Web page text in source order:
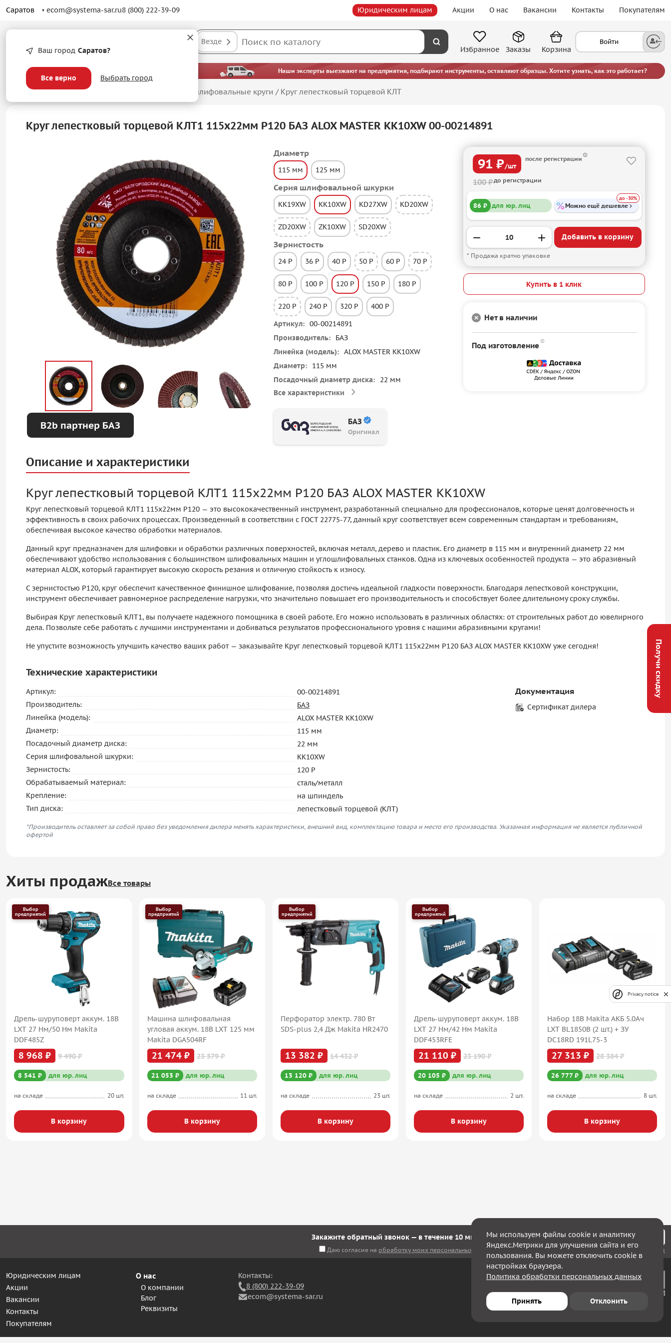
Саратов ecom@systema-sar.ru8 (800) 222-39-09 Юридическим лицам Акции О нас Вакансии Контакты Покупателям
Ваш город Саратов?
Все верно Выбрать город
Везде
Избранное
Войти
Заказы Корзина
— больше, чем просто оптовые цены. Наши эксперты выезжают на предприятия, подбирают инструменты, оставляют образцы. Хотите узнать, как это работает?
Главная /Абразивные материалы Лепестковые шлифовальные круги / Круг лепестковый торцевой КЛТ
Круг лепестковый торцевой КЛТ1 115х22мм P120 БАЗ ALOX MASTER KK10XW 00-00214891
B2b партнер БАЗ
Диаметр
115 мм 125 мм
Серия шлифовальной шкурки
KK19XW KK10XW KD27XW KD20XW
ZD20XW ZK10XW SD20XW
Зернистость
24 P 36 P 40 P 50 P 60 P 70 P
80 P 100 P 120 P 150 P 180 P
220 P 240 P 320 P
400 P
Артикул
00-00214891
Производитель
БАЗ
Линейка (модель)
ALOX MASTER KK10XW
Диаметр
115 мм
Посадочный диаметр диска
22 мм
Все характеристики
БАЗ
Оригинал
91 ₽/шт
после регистрации
100 ₽до регистрации
86 ₽ для юр. лиц Можно ещё дешевле
до -30%
Добавить в корзину
* Продажа кратно упаковке
Купить в 1 клик
Нет в наличии
Под изготовление
Описание и характеристики
Круг лепестковый торцевой КЛТ1 115х22мм P120 БАЗ ALOX MASTER KK10XW
Круг лепестковый торцевой КЛТ1 115х22мм P120 — это высококачественный инструмент, разработанный специально для профессионалов, которые ценят долговечность и
эффективность в своих рабочих процессах. Произведенный в соответствии с ГОСТ 22775-77, данный круг соответствует всем современным стандартам и требованиям,
обеспечивая высокое качество обработки материалов.
Данный круг предназначен для шлифовки и обработки различных поверхностей, включая металл, дерево и пластик. Его диаметр в 115 мм и внутренний диаметр 22 мм
обеспечивают удобство использования с большинством шлифовальных машин и углошлифовальных станков. Одна из ключевых особенностей продукта — это абразивный
материал ALOX, который гарантирует высокую скорость резания и отличную стойкость к износу.
С зернистостью P120, круг обеспечит качественное финишное шлифование, позволяя достичь идеальной гладкости поверхности. Благодаря лепестковой конструкции,
инструмент обеспечивает равномерное распределение нагрузки, что значительно повышает его производительность и способствует более длительному сроку службы.
Выбирая Круг лепестковый КЛТ1, вы получаете надежного помощника в своей работе. Его можно использовать в различных областях: от строительных работ до ювелирного
дела. Позвольте себе работать с лучшими инструментами и добиваться результатов профессионального уровня с нашими абразивными кругами!
Не упустите возможность улучшить качество ваших работ — заказывайте Круг лепестковый торцевой КЛТ1 115х22мм P120 БАЗ ALOX MASTER KK10XW уже сегодня!
Технические характеристики
Артикул:
00-00214891
Производитель:
БАЗ
Линейка (модель):
ALOX MASTER KK10XW
Диаметр:
115 мм
Посадочный диаметр диска:
22 мм
Серия шлифовальной шкурки:
KK10XW
Зернистость:
120 P
Обрабатываемый материал:
сталь/металл
Крепление:
на шпиндель
Тип диска:
лепестковый торцевой (КЛТ)
Документация
Сертификат дилера
*Производитель оставляет за собой право без уведомления дилера менять характеристики, внешний вид, комплектацию товара и место его производства. Указанная информация не является публичной
офертой
Хиты продажВсе товары
Выбор
предприятий
Дрель-шуруповерт аккум. 18В
LXT 27 Нм/50 Нм Makita
DDF485Z
8 968 ₽ 9 490 ₽
8 541 ₽ для юр. лиц
на складе 20 шт.
В корзину
Выбор
предприятий
Машина шлифовальная
угловая аккум. 18В LXT 125 мм
Makita DGA504RF
21 474 ₽ 23 579 ₽
21 053 ₽ для юр. лиц
на складе 11 шт.
В корзину
Выбор
предприятий
Перфоратор электр. 780 Вт
SDS-plus 2,4 Дж Makita HR2470
13 382 ₽ 14 432 ₽
13 120 ₽ для юр. лиц
на складе 23 шт.
В корзину
Выбор
предприятий
Дрель-шуруповерт аккум. 18В
LXT 27 Нм/42 Нм Makita
DDF453RFE
21 110 ₽ 23 190 ₽
20 105 ₽ для юр. лиц
на складе 2 шт.
В корзину
Набор 18В Makita АКБ 5.0Ач
LXT BL1850B (2 шт.) + ЗУ
DC18RD 191L75-3
27 313 ₽ 28 384 ₽
26 777 ₽ для юр. лиц
на складе 8 шт.
В корзину
Закажите обратный звонок — в течение 10 минут мы с Вами свяжемся!
Даю согласие на обработку моих персональных данных, а также соглашаюсь с политикой конфиденциальности
Юридическим лицам
Акции
Вакансии
Контакты
Покупателям
О нас
О компании
Блог
Реквизиты
Контакты:
8 (800) 222-39-09
ecom@systema-sar.ru
Получи скидку
Мы используем файлы cookie и аналитику
Яндекс.Метрики для улучшения сайта и его
пользования. Вы можете отключить cookie в
настройках браузера.
Политика обработки персональных данных
Принять Отклонить
Privacy notice